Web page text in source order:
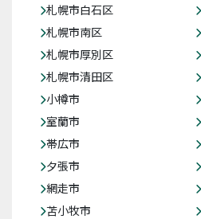
札幌市白石区
札幌市南区
札幌市厚別区
札幌市清田区
小樽市
室蘭市
帯広市
夕張市
網走市
苫小牧市